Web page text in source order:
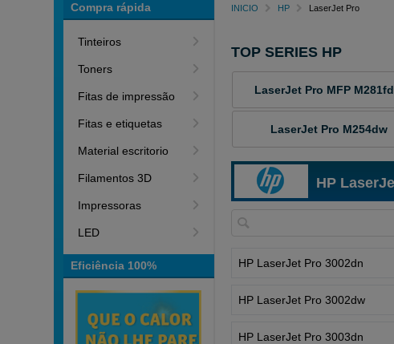
Compra rápida
Tinteiros
Toners
Fitas de impressão
Fitas e etiquetas
Material escritorio
Filamentos 3D
Impressoras
LED
Eficiência 100%
INICIO HP LaserJet Pro
TOP SERIES HP
LaserJet Pro MFP
LaserJet Pro M254dw
HP
HP LaserJet Pro 3002dn
HP LaserJet Pro 3002dw
HP LaserJet Pro 3003dn